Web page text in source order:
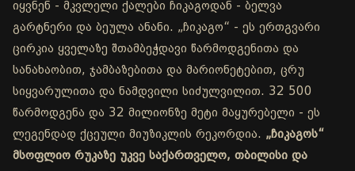
იყვნენ - მკვლელი ქალები ჩიკაგოდან - ბელვა
გარტნერი და ბეულა ანანი. „ჩიკაგო“ - ეს ერთგვარი
ცირკია ყველაზე შთამბეჭდავი წარმოდგენითა და
სანახაობით, ჯამბაზებითა და მარიონეტებით, ცრუ
სიყვარულითა და ნამდვილი სიძულვილით. 32 500
წარმოდგენა და 32 მილიონზე მეტი მაყურებელი - ეს
ლეგენდად ქცეული მიუზიკლის რეკორდია. „ჩიკაგოს“
მსოფლიო რუკაზე უკვე საქართველო, თბილისი და